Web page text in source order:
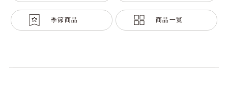
季節商品 商品一覧